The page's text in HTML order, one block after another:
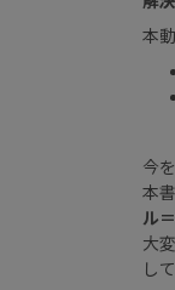
本
今
本
ル
大
し